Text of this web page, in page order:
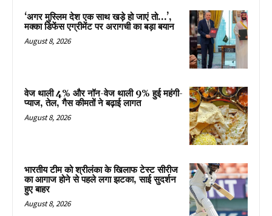
‘अगर मुस्लिम देश एक साथ खड़े हो जाएं तो…’,
मक्का डिफेंस एग्रीमेंट पर अरागची का बड़ा बयान
August 8, 2026
वेज थाली 4% और नॉन-वेज थाली 9% हुई महंगी-
प्याज, तेल, गैस कीमतों ने बढ़ाई लागत
August 8, 2026
भारतीय टीम को श्रीलंका के खिलाफ टेस्ट सीरीज
का आगाज होने से पहले लगा झटका, साई सुदर्शन
हुए बाहर
August 8, 2026